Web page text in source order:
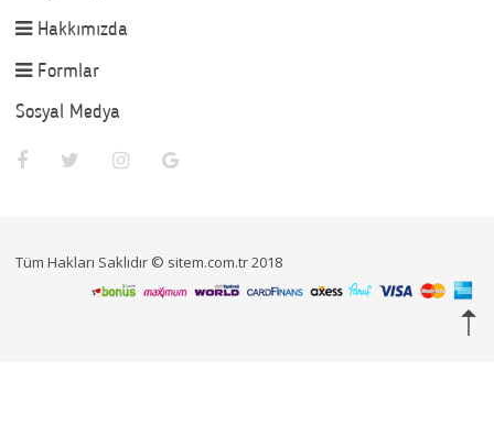
Hakkımızda
Formlar
Sosyal Medya
Tüm Hakları Saklıdır © sitem.com.tr 2018